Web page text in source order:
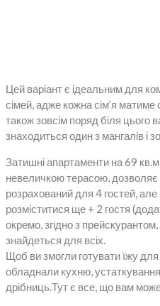
Цей варіант є ідеальним для
сімей, адже кожна сім’я
також зовсім поряд біля цього
знаходиться один з мангалів і
Затишні апартаменти на 69
невеличкою терасою, дозволяє
розрахований для 4 гостей,
розміститися ще + 2 гостя
окремо, згідно з
знайдеться для всіх.
Щоб ви змогли готувати їжу
обладнали кухню,
дрібниць.Тут є все, що вам